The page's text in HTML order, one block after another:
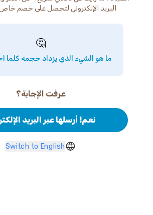
البريد الإلكتروني لتحصل على خصم
🤔
ما هو الشيء الذي يزداد حجمه كلما
عرفت الإجابة؟
نعم! أرسلها عبر البريد
Switch to English